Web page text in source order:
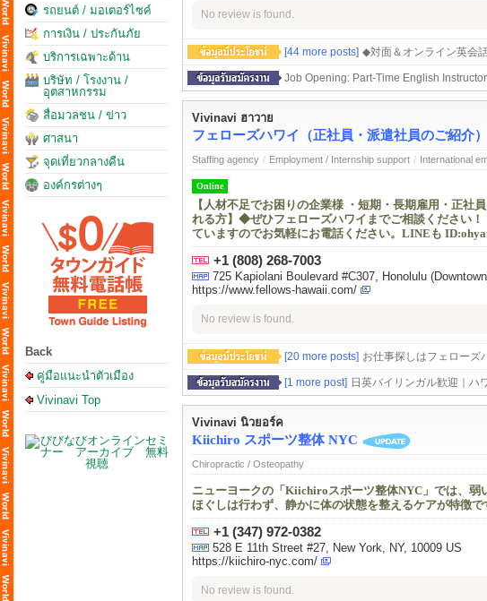
รถยนต์ / มอเตอร์ไซค์
การเงิน / ประกันภัย
บริการเฉพาะด้าน
บริษัท / โรงงาน /
อุตสาหกรรม
สื่อมวลชน / ข่าว
ศาสนา
จุดเที่ยวกลางคืน
องค์กรต่างๆ
Back
คู่มือแนะนำตัวเมือง
Vivinavi Top
No review is found.
[44 more posts] ◆対面＆オンライン英会
Job Opening: Part-Time English
Vivinavi ฮาวาย
フェローズハワイ（正社員・派遣社員のご紹介）
Staffing agency / Employment / Internship support / International
Online
【人材不足でお困りの企業様 ・短期・長期雇用・正
れる方】◆ぜひフェローズハワイまでご相談ください
ていますのでお気軽にお電話ください。LINEも
+1 (808) 268-7003
725 Kapiolani Boulevard #C307, Honolulu
https://www.fellows-hawaii.com/
No review is found.
[20 more posts] お仕事探しはフェローズ
[1 more post] 日英バイリンガル歓迎｜ハ
Vivinavi นิวยอร์ค
Kiichiro スポーツ整体 NYC
Chiropractic / Osteopathy
ニューヨークの「Kiichiroスポーツ整体NYC」では、
ほぐしは行わず、静かに体の状態を整えるケアが特徴で
+1 (347) 972-0382
528 E 11th Street #27, New York, NY, 10009 US
https://kiichiro-nyc.com/
No review is found.